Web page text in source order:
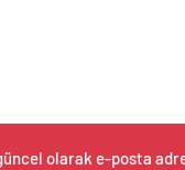
olarak e-posta